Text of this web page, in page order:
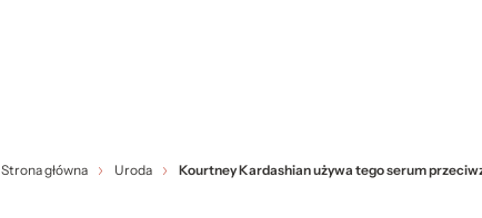
Strona główna Uroda Kourtney Kardashian używa tego serum